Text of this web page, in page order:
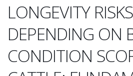
LONGEVITY RISKS
DEPENDING ON
CONDITION